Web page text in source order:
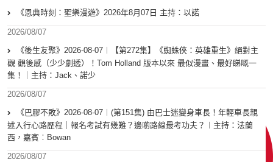
《恩典時刻：聖樂漫遊》2026年8月07日 主持：以諾
2026/08/07
《後生友聚》2026-08-07︱【第272集】《蜘蛛俠：英雄重生》絕對主
觀 觀後感（少少劇透）！Tom Holland 版本以來 最似漫畫、最好睇嘅一
集！｜主持：Jack、諾少
2026/08/07
《巴膠不敗》2026-08-07︱(第151集) 由巴士迷變身車長！年輕車長親
述入行心路歷程｜報名考試有幾難？邊啲路線最考功夫？︱主持：法蘭
西，嘉賓︰Bowan
2026/08/07